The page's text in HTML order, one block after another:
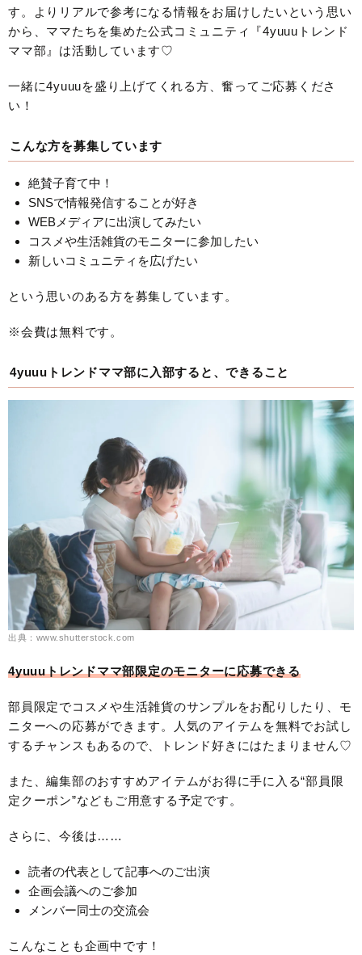
す。よりリアルで参考になる情報をお届けしたいという思い
から、ママたちを集めた公式コミュニティ『4yuuuトレンド
ママ部』は活動しています♡
一緒に4yuuuを盛り上げてくれる方、奮ってご応募くださ
い！
こんな方を募集しています
絶賛子育て中！
SNSで情報発信することが好き
WEBメディアに出演してみたい
コスメや生活雑貨のモニターに参加したい
新しいコミュニティを広げたい
という思いのある方を募集しています。
※会費は無料です。
4yuuuトレンドママ部に入部すると、できること
出典：www.shutterstock.com
4yuuuトレンドママ部限定のモニターに応募できる
部員限定でコスメや生活雑貨のサンプルをお配りしたり、モ
ニターへの応募ができます。人気のアイテムを無料でお試し
するチャンスもあるので、トレンド好きにはたまりません♡
また、編集部のおすすめアイテムがお得に手に入る“部員限
定クーポン”などもご用意する予定です。
さらに、今後は……
読者の代表として記事へのご出演
企画会議へのご参加
メンバー同士の交流会
こんなことも企画中です！